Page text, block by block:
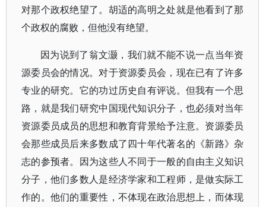
对那个政权绝望了。胡适的高明之处就是他看到了那
个政权的腐败，但他没有绝望。
因为说到了翁文灏，我们就不能不说一点当年资
源委员会的情况。对于资源委员会，现在已有了许多
专业的研究。它的功过历史自有评说。但我有一个思
路，就是我们研究中国现代知识分子，也必须对当年
资源委员成员的思想和教育背景给予注意。资源委员
会那些成员后来多数成了四十年代著名的《新路》杂
志的参预者。因为这些人不同于一般的自由主义知识
分子，他们多数人是经济学家和工程师，是做实际工
作的。他们的重要性，不体现在政治思想上，而体现